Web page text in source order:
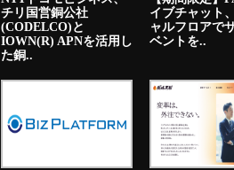
チリ国営銅公社
(CODELCO)と
IOWN(R) APNを活用し
た銅..
イブチャット
ャルフロアで
ベントを..